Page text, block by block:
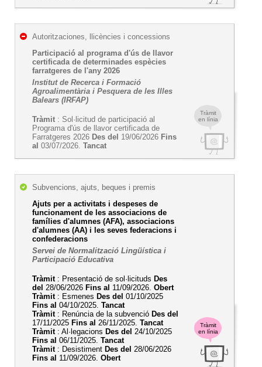
Tràmit
en línia
Autoritzaciones, llicències i concessions
Participació al programa d'ús de llavor
certificada de determinades espècies
farratgeres de l'any 2026
Institut de Recerca i Formació
Agroalimentària i Pesquera de les Illes
Balears (IRFAP)
Tràmit : Sol·licitud de participació al
Programa d'ús de llavor certificada de
Farratgeres 2026 Des del 19/06/2026 Fins
al 03/07/2026. Tancat
Tràmit
en línia
Subvencions, ajuts, beques i premis
Ajuts per a activitats i despeses de
funcionament de les associacions de
famílies d'alumnes (AFA), associacions
d'alumnes (AA) i les seves federacions i
confederacions
Servei de Normalització Lingüística i
Participació Educativa
Tràmit: Presentació de sol·licituds Des
del 28/06/2026 Fins al 11/09/2026. Obert
Tràmit: Esmenes Des del 01/10/2025
Fins al 04/10/2025. Tancat
Tràmit: Renúncia de la subvenció Des del
17/11/2025 Fins al 26/11/2025. Tancat
Tràmit: Al·legacions Des del 24/10/2025
Fins al 06/11/2025. Tancat
Tràmit: Desistiment Des del 28/06/2026
Fins al 11/09/2026. Obert